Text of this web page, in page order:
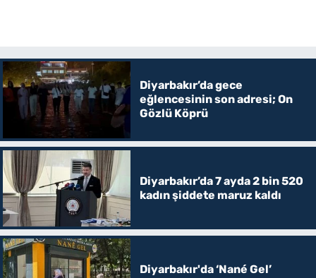
Diyarbakır’da gece
eğlencesinin son adresi; On
Gözlü Köprü
Diyarbakır’da 7 ayda 2 bin 520
kadın şiddete maruz kaldı
Diyarbakır'da ‘Nané Gel’